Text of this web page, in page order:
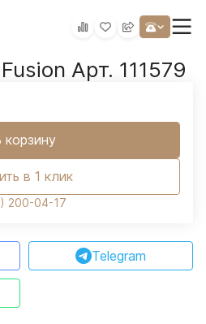
Арт. 111579
корзину
в 1 клик
200-04-17
Telegram